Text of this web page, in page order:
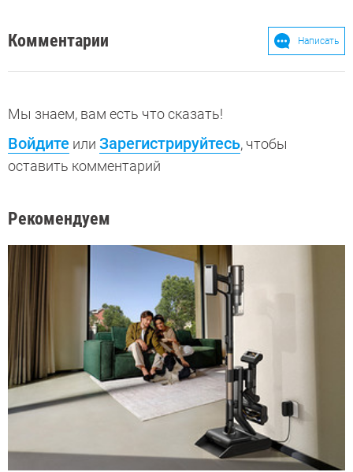
Комментарии Написать
Мы знаем, вам есть что сказать!
Войдите или Зарегистрируйтесь, чтобы
оставить комментарий
Рекомендуем